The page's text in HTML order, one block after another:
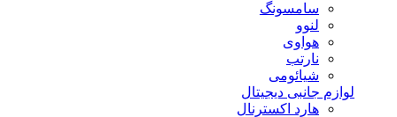
سامسونگ
لنوو
هواوی
نارتب
شیائومی
لوازم جانبی دیجیتال
هارد اکسترنال